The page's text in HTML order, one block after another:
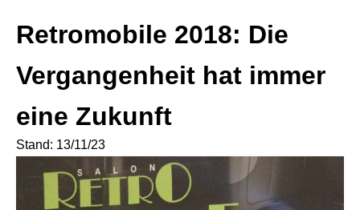
Retromobile 2018: Die
Vergangenheit hat immer
eine Zukunft
Stand: 13/11/23